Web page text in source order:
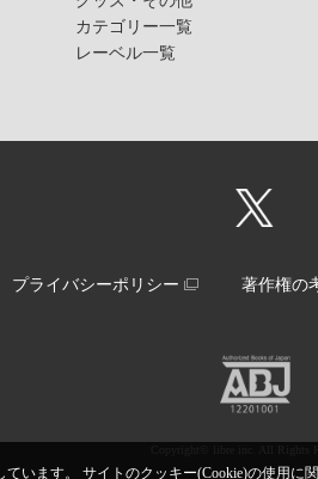
います。 サイトのクッキー(Cookie)の使用に
カテゴリー一覧
レーベル一覧
プライバシーポリシー 著作権の